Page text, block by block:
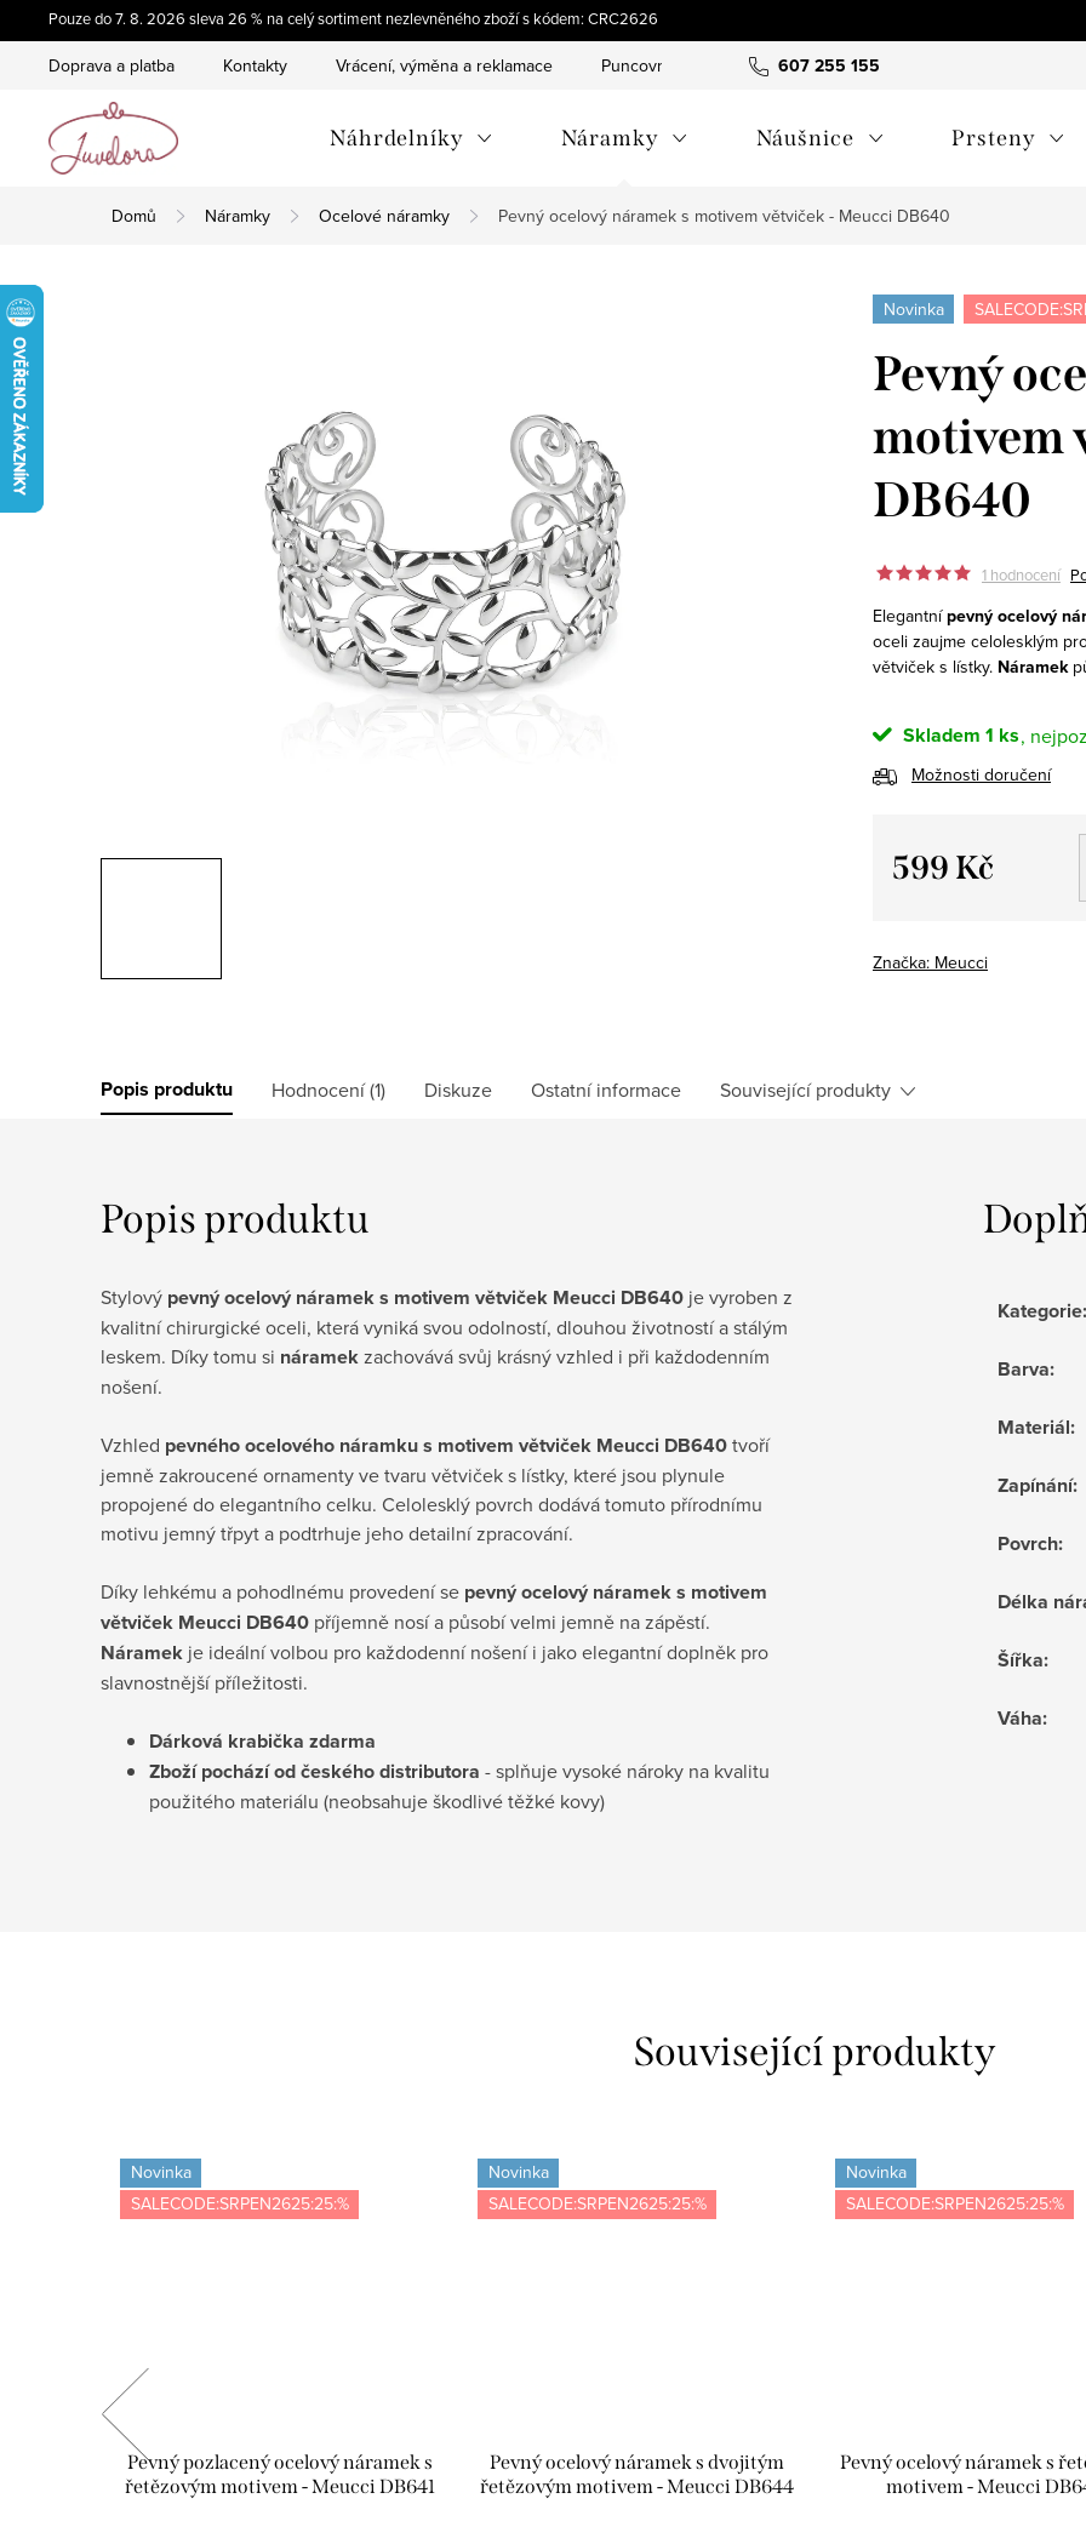
na
Pouze do 7. 8. 2026 sleva 26 % na celý sortiment nezlevněného zboží s kódem: CRC2626
607 255 155
Doprava a platba Kontakty Vrácení, výměna a reklamace Puncovní značky Hodnocení obchodu
Náhrdelníky Náramky Náušnice Prsteny
Domů Náramky Ocelové náramky Pevný ocelový náramek s motivem větviček - Meucci DB640
Novinka
Pevný
motivem
DB640
1 hodnocení
Elegantnípevný ocelový
oceli zaujme celolesklým
větviček s lístky. Náramek
Skladem 1 ks
Možnosti doručení
599 Kč
Značka: Meucci
Popis produktu Hodnocení (1) Diskuze Ostatní informace Související produkty
Popis produktu
Stylový pevný ocelový náramek s motivem větviček Meucci DB640 je vyroben z
kvalitní chirurgické oceli, která vyniká svou odolností, dlouhou životností a stálým
leskem. Díky tomu si náramekzachovává svůj krásný vzhled i při každodenním
nošení.
Vzhled pevného ocelového náramku s motivem větviček Meucci DB640tvoří
jemně zakroucené ornamenty ve tvaru větviček s lístky, které jsou plynule
propojené do elegantního celku. Celolesklý povrch dodává tomuto přírodnímu
motivu jemný třpyt a podtrhuje jeho detailní zpracování.
Díky lehkému a pohodlnému provedení se pevný ocelový náramek s motivem
větviček Meucci DB640 příjemně nosí a působí velmi jemně na zápěstí.
Náramek je ideální volbou pro každodenní nošení i jako elegantní doplněk pro
slavnostnější příležitosti.
Dárková krabička zdarma
Zboží pochází od českého distributora - splňuje vysoké nároky na kvalitu
použitého materiálu (neobsahuje škodlivé těžké kovy)
Kategorie:
Barva:
Materiál:
Zapínání:
Povrch:
Délka
Šířka:
Váha:
Související produkty
Novinka
SALECODE:SRPEN2625:25:%
Pevný pozlacený ocelový náramek s
řetězovým motivem - Meucci DB641
Novinka
SALECODE:SRPEN2625:25:%
Pevný ocelový náramek s dvojitým
řetězovým motivem - Meucci DB644
Novinka
SALECODE:SRPEN2625:25:%
Pevný ocelový náramek s
motivem - Meucci